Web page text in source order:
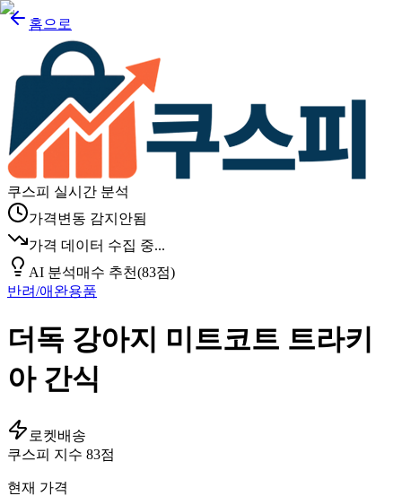
홈으로
쿠스피 실시간 분석
가격변동 감지안됨
가격 데이터 수집 중...
AI 분석매수 추천(83점)
반려/애완용품
더독 강아지 미트코트 트라키
아 간식
로켓배송
쿠스피 지수 83점
현재 가격